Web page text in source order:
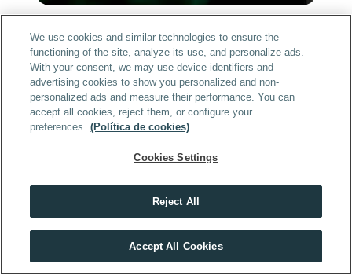
Preguntas frecuentes sobre libros
para emprendedores
¿Cuál es el mejor libro para empezar a
emprender desde cero?
Si tienes una idea pero aún no la has validado,
El método Lean Startup
lanzarla sin arriesgar de más). Son la combinación
más práctica para pasar de la idea al primer
producto real.
HACER TEST
We use cookies and similar technologies to ensure the
functioning of the site, analyze its use, and personalize ads.
With your consent, we may use device identifiers and
advertising cookies to show you personalized and non-
personalized ads and measure their performance. You can
accept all cookies, reject them, or configure your
preferences. (Política de cookies)
Cookies Settings
Reject All
Accept All Cookies